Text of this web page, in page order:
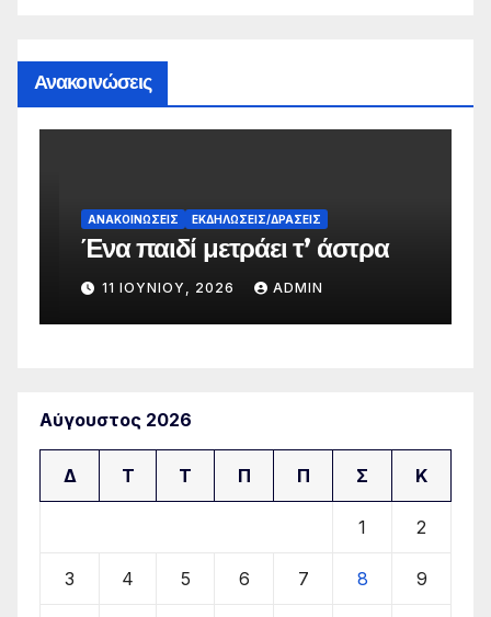
Ανακοινώσεις
ΑΝΑΚΟΙΝΏΣΕΙΣ ΕΚΔΗΛΏΣΕΙΣ/ΔΡΆΣΕΙΣ
Ένα παιδί μετράει τ’ άστρα
11 ΙΟΥΝΊΟΥ, 2026 ADMIN
Αύγουστος 2026
Δ Τ Τ Π Π Σ Κ
1 2
3 4 5 6 7 8 9